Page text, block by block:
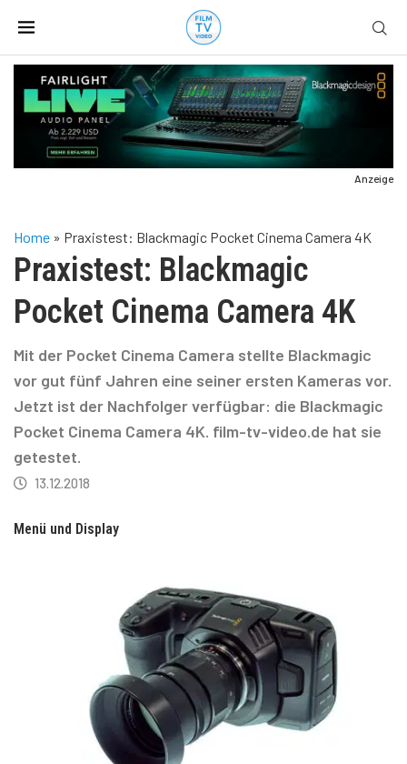
Anzeige
Home » Praxistest: Blackmagic Pocket Cinema Camera 4K
Praxistest: Blackmagic
Pocket Cinema Camera 4K
Mit der Pocket Cinema Camera stellte Blackmagic
vor gut fünf Jahren eine seiner ersten Kameras vor.
Jetzt ist der Nachfolger verfügbar: die Blackmagic
Pocket Cinema Camera 4K. film-tv-video.de hat sie
getestet.
13.12.2018
Menü und Display